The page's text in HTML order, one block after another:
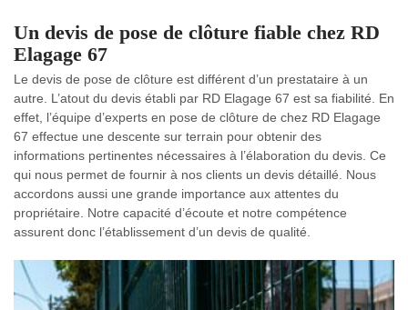
Un devis de pose de clôture fiable chez RD
Elagage 67
Le devis de pose de clôture est différent d’un prestataire à un
autre. L’atout du devis établi par RD Elagage 67 est sa fiabilité. En
effet, l’équipe d’experts en pose de clôture de chez RD Elagage
67 effectue une descente sur terrain pour obtenir des
informations pertinentes nécessaires à l’élaboration du devis. Ce
qui nous permet de fournir à nos clients un devis détaillé. Nous
accordons aussi une grande importance aux attentes du
propriétaire. Notre capacité d’écoute et notre compétence
assurent donc l’établissement d’un devis de qualité.